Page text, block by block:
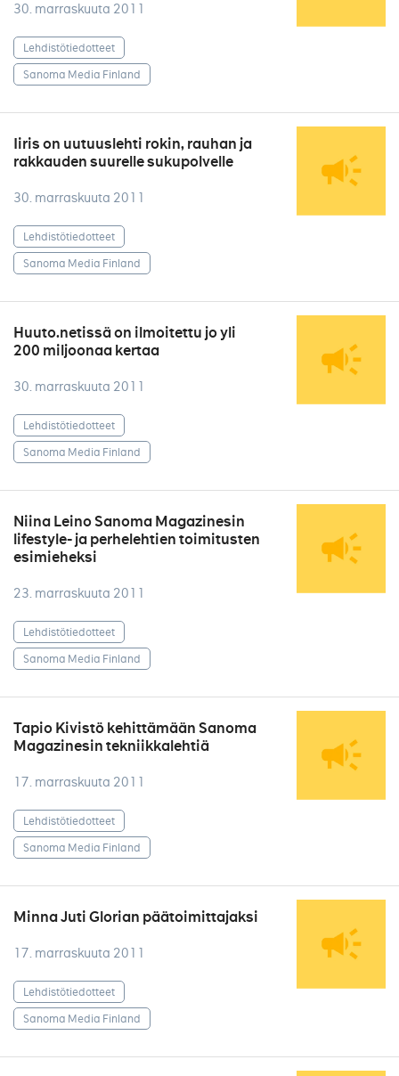
30. marraskuuta 2011
Lehdistötiedotteet
Sanoma Media Finland
Iiris on uutuuslehti rokin, rauhan ja
rakkauden suurelle sukupolvelle
30. marraskuuta 2011
Lehdistötiedotteet
Sanoma Media Finland
Huuto.netissä on ilmoitettu jo yli
200 miljoonaa kertaa
30. marraskuuta 2011
Lehdistötiedotteet
Sanoma Media Finland
Niina Leino Sanoma Magazinesin
lifestyle- ja perhelehtien toimitusten
esimieheksi
23. marraskuuta 2011
Lehdistötiedotteet
Sanoma Media Finland
Tapio Kivistö kehittämään Sanoma
Magazinesin tekniikkalehtiä
17. marraskuuta 2011
Lehdistötiedotteet
Sanoma Media Finland
Minna Juti Glorian päätoimittajaksi
17. marraskuuta 2011
Lehdistötiedotteet
Sanoma Media Finland